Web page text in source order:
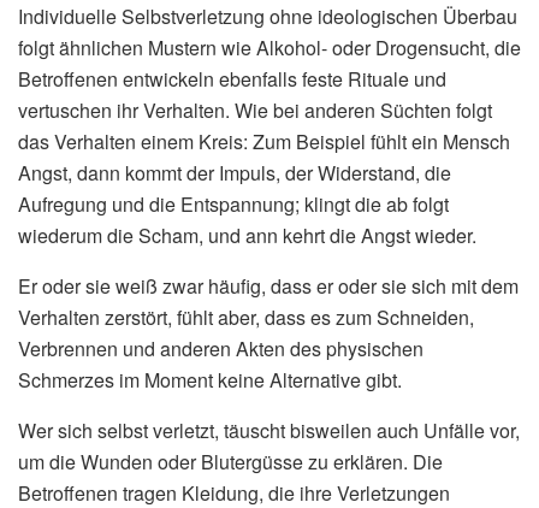
Individuelle Selbstverletzung ohne ideologischen Überbau
folgt ähnlichen Mustern wie Alkohol- oder Drogensucht, die
Betroffenen entwickeln ebenfalls feste Rituale und
vertuschen ihr Verhalten. Wie bei anderen Süchten folgt
das Verhalten einem Kreis: Zum Beispiel fühlt ein Mensch
Angst, dann kommt der Impuls, der Widerstand, die
Aufregung und die Entspannung; klingt die ab folgt
wiederum die Scham, und ann kehrt die Angst wieder.
Er oder sie weiß zwar häufig, dass er oder sie sich mit dem
Verhalten zerstört, fühlt aber, dass es zum Schneiden,
Verbrennen und anderen Akten des physischen
Schmerzes im Moment keine Alternative gibt.
Wer sich selbst verletzt, täuscht bisweilen auch Unfälle vor,
um die Wunden oder Blutergüsse zu erklären. Die
Betroffenen tragen Kleidung, die ihre Verletzungen